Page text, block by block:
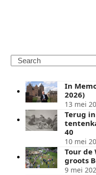
Search
In
2026)
13 mei
Terug
40
10 mei
Tour de
groots
9 mei